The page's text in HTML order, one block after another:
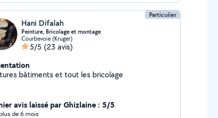
Particulier
Hani Difalah
Peinture, Bricolage et montage
Courbevoie (Kruger)
5/5 (23 avis)
bâtiments et tout les bricolage
avis laissé par Ghizlaine : 5/5
de 6 mois